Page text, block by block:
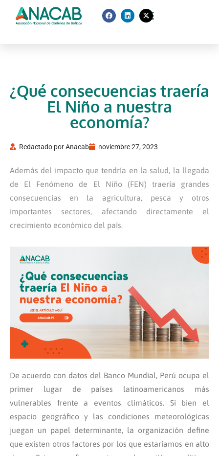
¿Qué consecuencias traería
El Niño a nuestra
economía?
Redactado porAnacab noviembre 27, 2023
Además del impacto que tendría en la salud, la llegada
de El Fenómeno de El Niño (FEN) traería grandes
consecuencias en la agricultura, pesca y otros
importantes sectores, afectando directamente el
crecimiento económico del país.
De acuerdo con datos del Banco Mundial, Perú ocupa el
primer lugar de países latinoamericanos más
vulnerables frente a eventos climáticos. Si bien el
espacio geográfico y las condiciones meteorológicas
juegan un papel determinante, la organización define
que existen otros factores por los que estaríamos en alto